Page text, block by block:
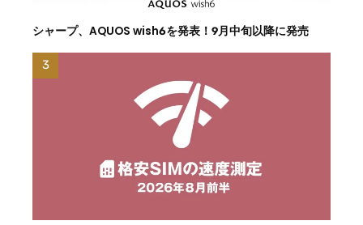
シャープ、AQUOS wish6を発表！9月中旬以降に発売